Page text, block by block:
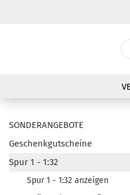
SONDERANGEBOTE
Geschenkgutscheine
Spur 1 - 1:32
Spur 1 - 1:32 anzeigen